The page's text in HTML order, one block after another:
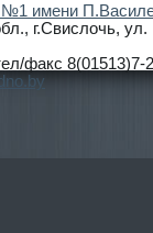
№1 имени
г.Свислочь,
факс 8(01513)7-